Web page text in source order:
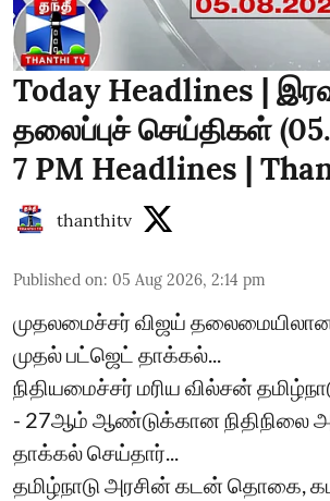
Today Headlines |
தலைப்புச் செய்திகள்
7 PM Headlines |
thanthitv
Published on: 05 Aug 2026, 2:14 pm
முதலமைச்சர் விஜய்
முதல் பட்ஜெட் தாக்கல்...
நிதியமைச்சர் மரிய வில்சன்
- 27ஆம் ஆண்டுக்கான நிதிநிலை
தாக்கல் செய்தார்...
தமிழ்நாடு அரசின் கடன் தொகை,